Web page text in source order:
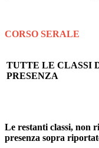
CORSO SERALE
TUTTE LE CLASSI
PRESENZA
Le restanti classi, non
presenza sopra